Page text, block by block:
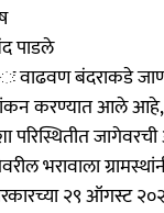
पाडले
वाढवण बंदराकडे
करण्यात आले आहे,
भरावाला
२९ ऑगस्ट